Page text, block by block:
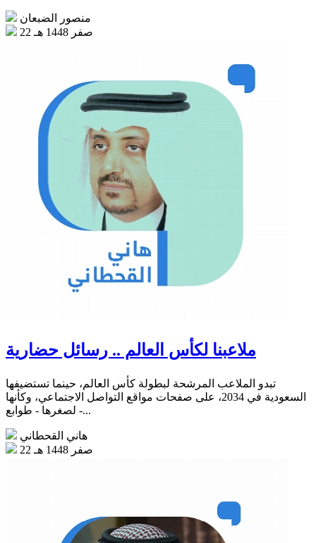
منصور الضبعان
22 صفر 1448 هـ
ملاعبنا لكأس العالم .. رسائل حضارية
تبدو الملاعب المرشحة لبطولة كأس العالم، حينما تستضيفها
السعودية في 2034، على صفحات مواقع التواصل الاجتماعي، وكأنها
- لصغرها - طوابع...
هاني القحطاني
22 صفر 1448 هـ